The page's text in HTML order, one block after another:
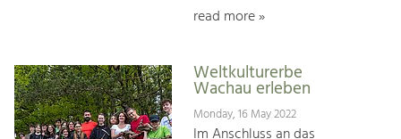
read more »
Weltkulturerbe
Wachau erleben
Monday, 16 May 2022